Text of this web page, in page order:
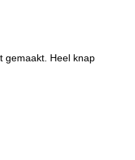
gemaakt. Heel knap